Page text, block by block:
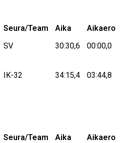
Seura/Team Aika Aikaero
SV 30:30,6 00:00,0
IK-32 34:15,4 03:44,8
Seura/Team Aika Aikaero